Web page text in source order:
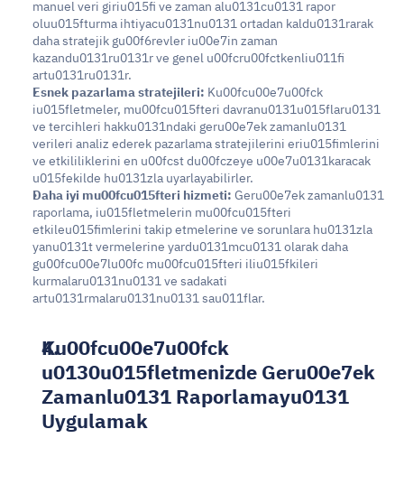
manuel veri giriu015fi ve zaman alu0131cu0131 rapor
oluu015fturma ihtiyacu0131nu0131 ortadan kaldu0131rarak
daha stratejik gu00f6revler iu00e7in zaman
kazandu0131ru0131r ve genel u00fcru00fctkenliu011fi
artu0131ru0131r.
Esnek pazarlama stratejileri: Ku00fcu00e7u00fck
iu015fletmeler, mu00fcu015fteri davranu0131u015flaru0131
ve tercihleri hakku0131ndaki geru00e7ek zamanlu0131
verileri analiz ederek pazarlama stratejilerini eriu015fimlerini
ve etkililiklerini en u00fcst du00fczeye u00e7u0131karacak
u015fekilde hu0131zla uyarlayabilirler.
Daha iyi mu00fcu015fteri hizmeti: Geru00e7ek zamanlu0131
raporlama, iu015fletmelerin mu00fcu015fteri
etkileu015fimlerini takip etmelerine ve sorunlara hu0131zla
yanu0131t vermelerine yardu0131mcu0131 olarak daha
gu00fcu00e7lu00fc mu00fcu015fteri iliu015fkileri
kurmalaru0131nu0131 ve sadakati
artu0131rmalaru0131nu0131 sau011flar.
Ku00fcu00e7u00fck
u0130u015fletmenizde Geru00e7ek
Zamanlu0131 Raporlamayu0131
Uygulamak